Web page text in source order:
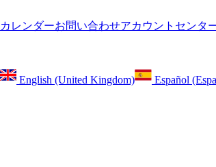
カレンダーお問い合わせアカウントセンタ
English (United Kingdom) Español